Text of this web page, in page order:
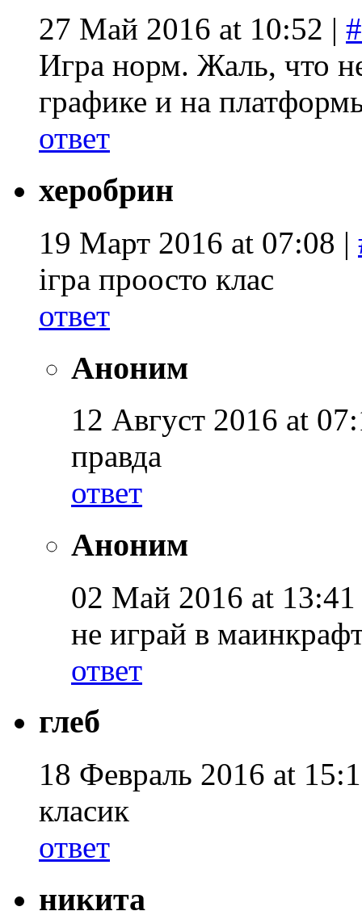
27 Май 2016 at 10:52 | #
Игра норм. Жаль, что
графике и на
ответ
херобрин
19 Март 2016 at 07:08 |
ігра проосто клас
ответ
Аноним
12 Август 2016 at
правда
ответ
Аноним
02 Май 2016 at
не играй в
ответ
глеб
18 Февраль 2016 at
класик
ответ
никита